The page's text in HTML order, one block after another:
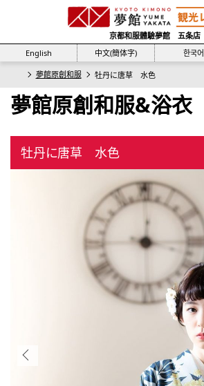
京都和服體驗夢館 五条店
English
中文(簡体字) 한국어
夢館原創和服 牡丹に唐草 水色
夢館原創和服&浴衣
牡丹に唐草 水色